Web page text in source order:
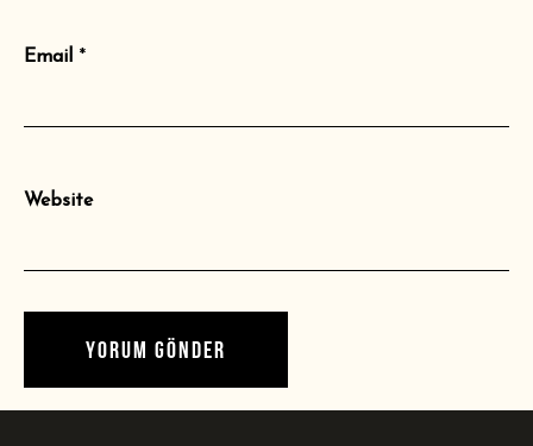
Email *
Website